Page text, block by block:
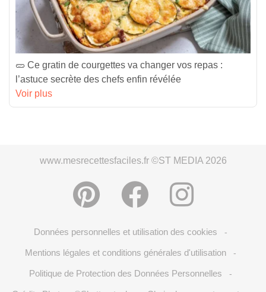
🥒 Ce gratin de courgettes va changer vos repas :
l’astuce secrète des chefs enfin révélée
Voir plus
www.mesrecettesfaciles.fr ©ST MEDIA 2026
Données personnelles et utilisation des cookies -
Mentions légales et conditions générales d'utilisation -
Politique de Protection des Données Personnelles -